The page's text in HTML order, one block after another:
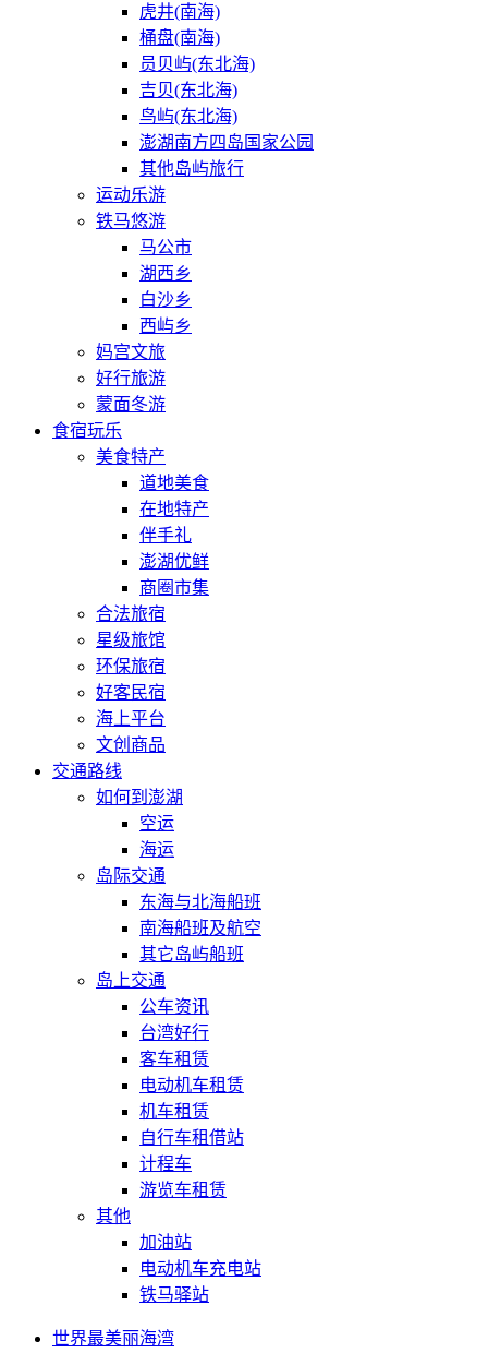
虎井(南海)
桶盘(南海)
员贝屿(东北海)
吉贝(东北海)
鸟屿(东北海)
澎湖南方四岛国家公园
其他岛屿旅行
运动乐游
铁马悠游
马公市
湖西乡
白沙乡
西屿乡
妈宫文旅
好行旅游
蒙面冬游
食宿玩乐
美食特产
道地美食
在地特产
伴手礼
澎湖优鲜
商圈市集
合法旅宿
星级旅馆
环保旅宿
好客民宿
海上平台
文创商品
交通路线
如何到澎湖
空运
海运
岛际交通
东海与北海船班
南海船班及航空
其它岛屿船班
岛上交通
公车资讯
台湾好行
客车租赁
电动机车租赁
机车租赁
自行车租借站
计程车
游览车租赁
其他
加油站
电动机车充电站
铁马驿站
世界最美丽海湾